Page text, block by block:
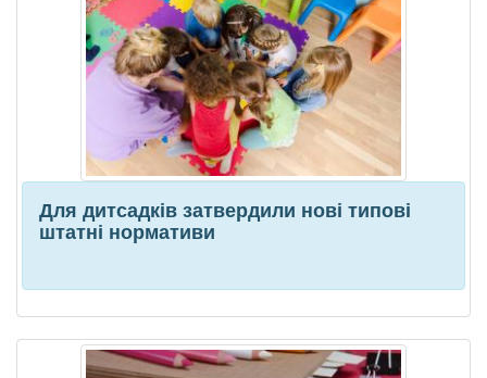
Для дитсадків затвердили нові типові
штатні нормативи